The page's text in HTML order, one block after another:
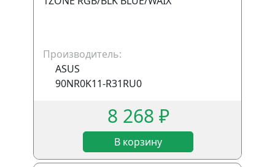
Производитель:
ASUS
90NR0K11-R31RU0
8 268 ₽
В корзину